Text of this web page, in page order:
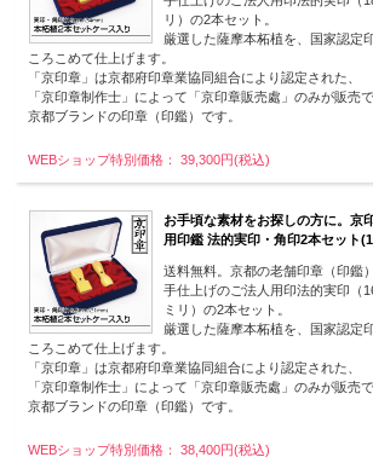
リ）の2本セット。
厳選した薩摩本柘植を、国家認定
ころこめて仕上げます。
「京印章」は京都府印章業協同組合により認定された、
「京印章制作士」によって「京印章販売處」のみが販売
京都ブランドの印章（印鑑）です。
WEBショップ特別価格： 39,300円(税込)
お手頃な素材をお探しの方に。
用印鑑 法的実印・角印2本セット
送料無料。京都の老舗印章（印鑑
手仕上げのご法人用印法的実印（
ミリ）の2本セット。
厳選した薩摩本柘植を、国家認定
ころこめて仕上げます。
「京印章」は京都府印章業協同組合により認定された、
「京印章制作士」によって「京印章販売處」のみが販売
京都ブランドの印章（印鑑）です。
WEBショップ特別価格： 38,400円(税込)